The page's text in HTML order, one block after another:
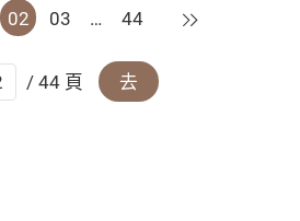
02 03 … 44 下一頁
/ 44 頁 去